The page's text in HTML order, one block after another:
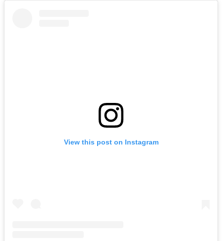
View this post on Instagram